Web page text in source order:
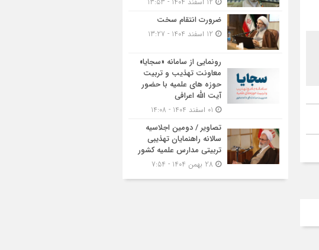
ضرورت انتقام سخت
رونمایی از سامانه «سجایا»
معاونت تهذیب و تربیت
حوزه‌ های علمیه با حضور
آیت الله اعرافی
تصاویر / دومین اجلاسیه
سالانه راهنمایان تهذیبی
تربیتی مدارس علمیه کشور